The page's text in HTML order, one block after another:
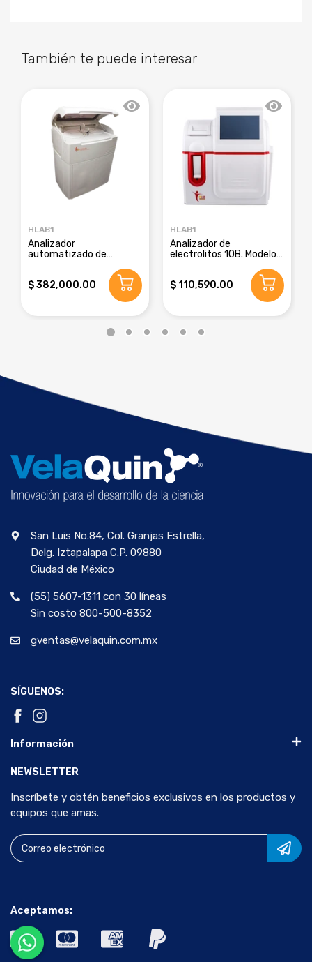
También te puede interesar
HLAB1
Analizador
automatizado de
$ 382,000.00
HLAB1
Analizador de
electrolitos 10B. Modelo
$ 110,590.00
San Luis No.84, Col. Granjas Estrella,
Delg. Iztapalapa C.P. 09880
Ciudad de México
(55) 5607-1311 con 30 líneas
Sin costo 800-500-8352
gventas@velaquin.com.mx
SÍGUENOS:
Información
NEWSLETTER
Inscríbete y obtén beneficios exclusivos en los productos y
equipos que amas.
Aceptamos: